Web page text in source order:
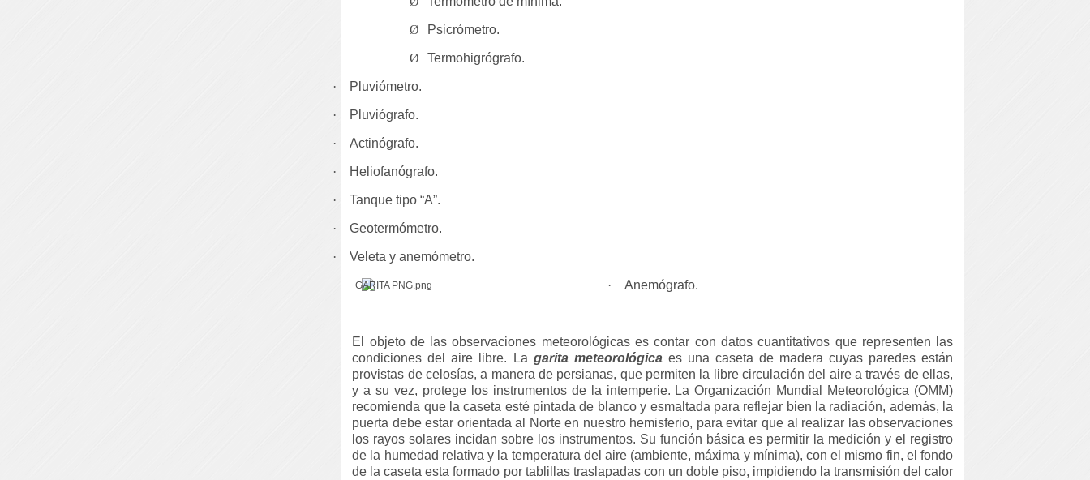
Ø Psicrómetro.
Ø Termohigrógrafo.
· Pluviómetro.
· Pluviógrafo.
· Actinógrafo.
· Heliofanógrafo.
· Tanque tipo “A”.
· Geotermómetro.
· Veleta y anemómetro.
· Anemógrafo.
El objeto de las observaciones meteorológicas es contar con datos cuantitativos que representen las
condiciones del aire libre. La garita meteorológicaes una caseta de madera cuyas paredes están
provistas de celosías, a manera de persianas, que permiten la libre circulación del aire a través de ellas,
y a su vez, protege los instrumentos de la intemperie. La Organización Mundial Meteorológica (OMM)
recomienda que la caseta esté pintada de blanco y esmaltada para reflejar bien la radiación, además, la
puerta debe estar orientada al Norte en nuestro hemisferio, para evitar que al realizar las observaciones
los rayos solares incidan sobre los instrumentos. Su función básica es permitir la medición y el registro
de la humedad relativa y la temperatura del aire (ambiente, máxima y mínima), con el mismo fin, el fondo
de la caseta esta formado por tablillas traslapadas con un doble piso, impidiendo la transmisión del calor